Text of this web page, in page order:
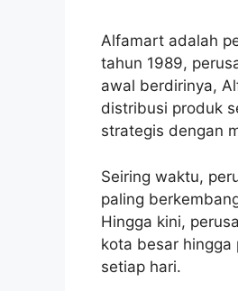
Alfamart adalah
tahun 1989,
awal berdirinya,
distribusi produk
strategis dengan
Seiring waktu,
paling
Hingga kini,
kota besar
setiap hari.